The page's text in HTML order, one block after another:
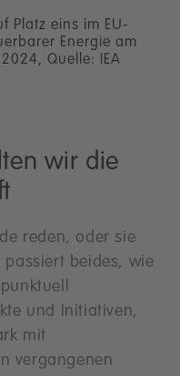
Platz eins im EU-
Energie am
Quelle: IEA
wir die
reden, oder sie
passiert beides, wie
und Initiativen,
mit
vergangenen